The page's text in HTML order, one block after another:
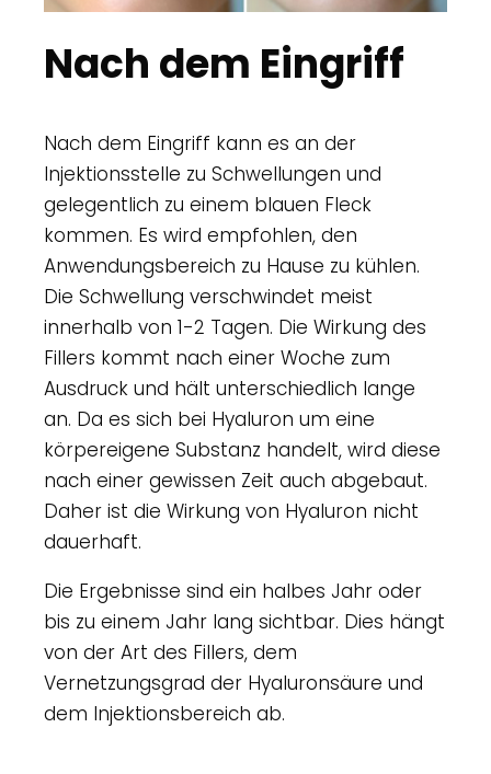
Nach dem Eingriff
Nach dem Eingriff kann es an der
Injektionsstelle zu Schwellungen und
gelegentlich zu einem blauen Fleck
kommen. Es wird empfohlen, den
Anwendungsbereich zu Hause zu kühlen.
Die Schwellung verschwindet meist
innerhalb von 1-2 Tagen. Die Wirkung des
Fillers kommt nach einer Woche zum
Ausdruck und hält unterschiedlich lange
an. Da es sich bei Hyaluron um eine
körpereigene Substanz handelt, wird diese
nach einer gewissen Zeit auch abgebaut.
Daher ist die Wirkung von Hyaluron nicht
dauerhaft.
Die Ergebnisse sind ein halbes Jahr oder
bis zu einem Jahr lang sichtbar. Dies hängt
von der Art des Fillers, dem
Vernetzungsgrad der Hyaluronsäure und
dem Injektionsbereich ab.